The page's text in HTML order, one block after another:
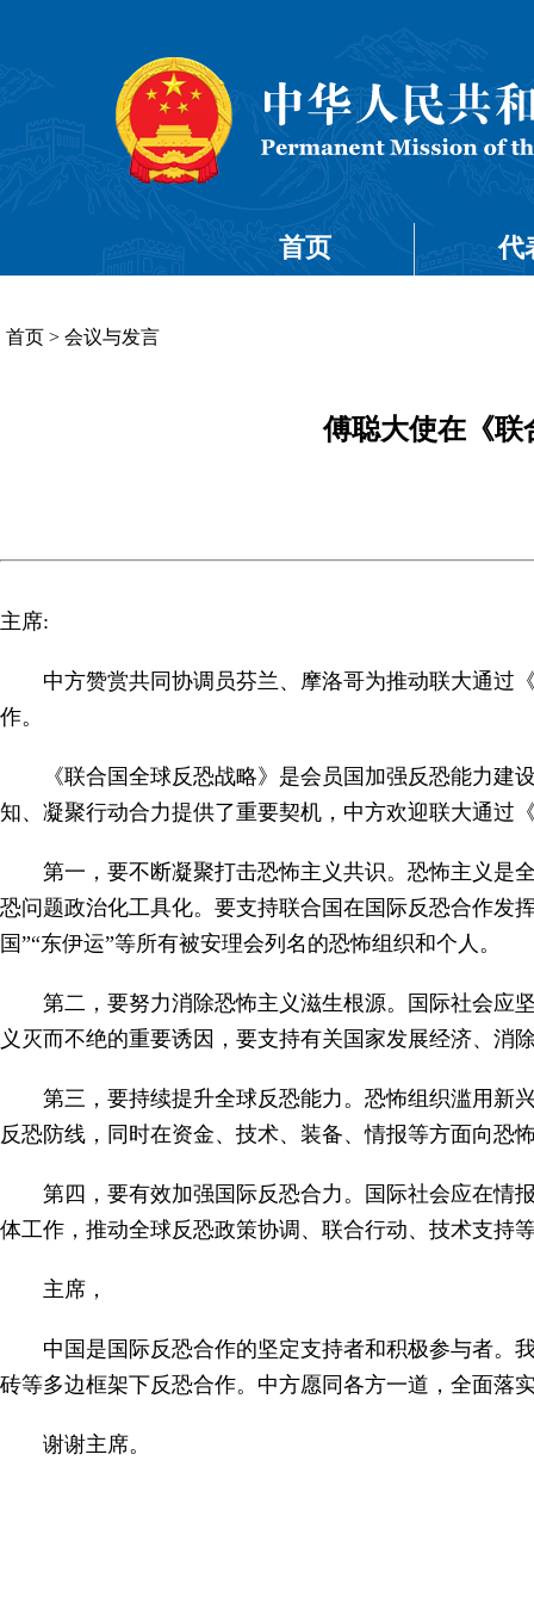
首页 代
首页 > 会议与发言
傅聪大使在《联
主席:
中方赞赏共同协调员芬兰、摩洛哥为推动联大通过
作。
《联合国全球反恐战略》是会员国加强反恐能力
知、凝聚行动合力提供了重要契机，中方欢迎联大通过
第一，要不断凝聚打击恐怖主义共识。恐怖主义是
恐问题政治化工具化。要支持联合国在国际反恐合作发
国”“东伊运”等所有被安理会列名的恐怖组织和个人。
第二，要努力消除恐怖主义滋生根源。国际社会应
义灭而不绝的重要诱因，要支持有关国家发展经济、消
第三，要持续提升全球反恐能力。恐怖组织滥用新
反恐防线，同时在资金、技术、装备、情报等方面向恐
第四，要有效加强国际反恐合力。国际社会应在情
体工作，推动全球反恐政策协调、联合行动、技术支持
主席，
中国是国际反恐合作的坚定支持者和积极参与者。
砖等多边框架下反恐合作。中方愿同各方一道，全面落
谢谢主席。